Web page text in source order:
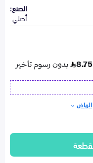
الصنع:
أصلي
الرياض